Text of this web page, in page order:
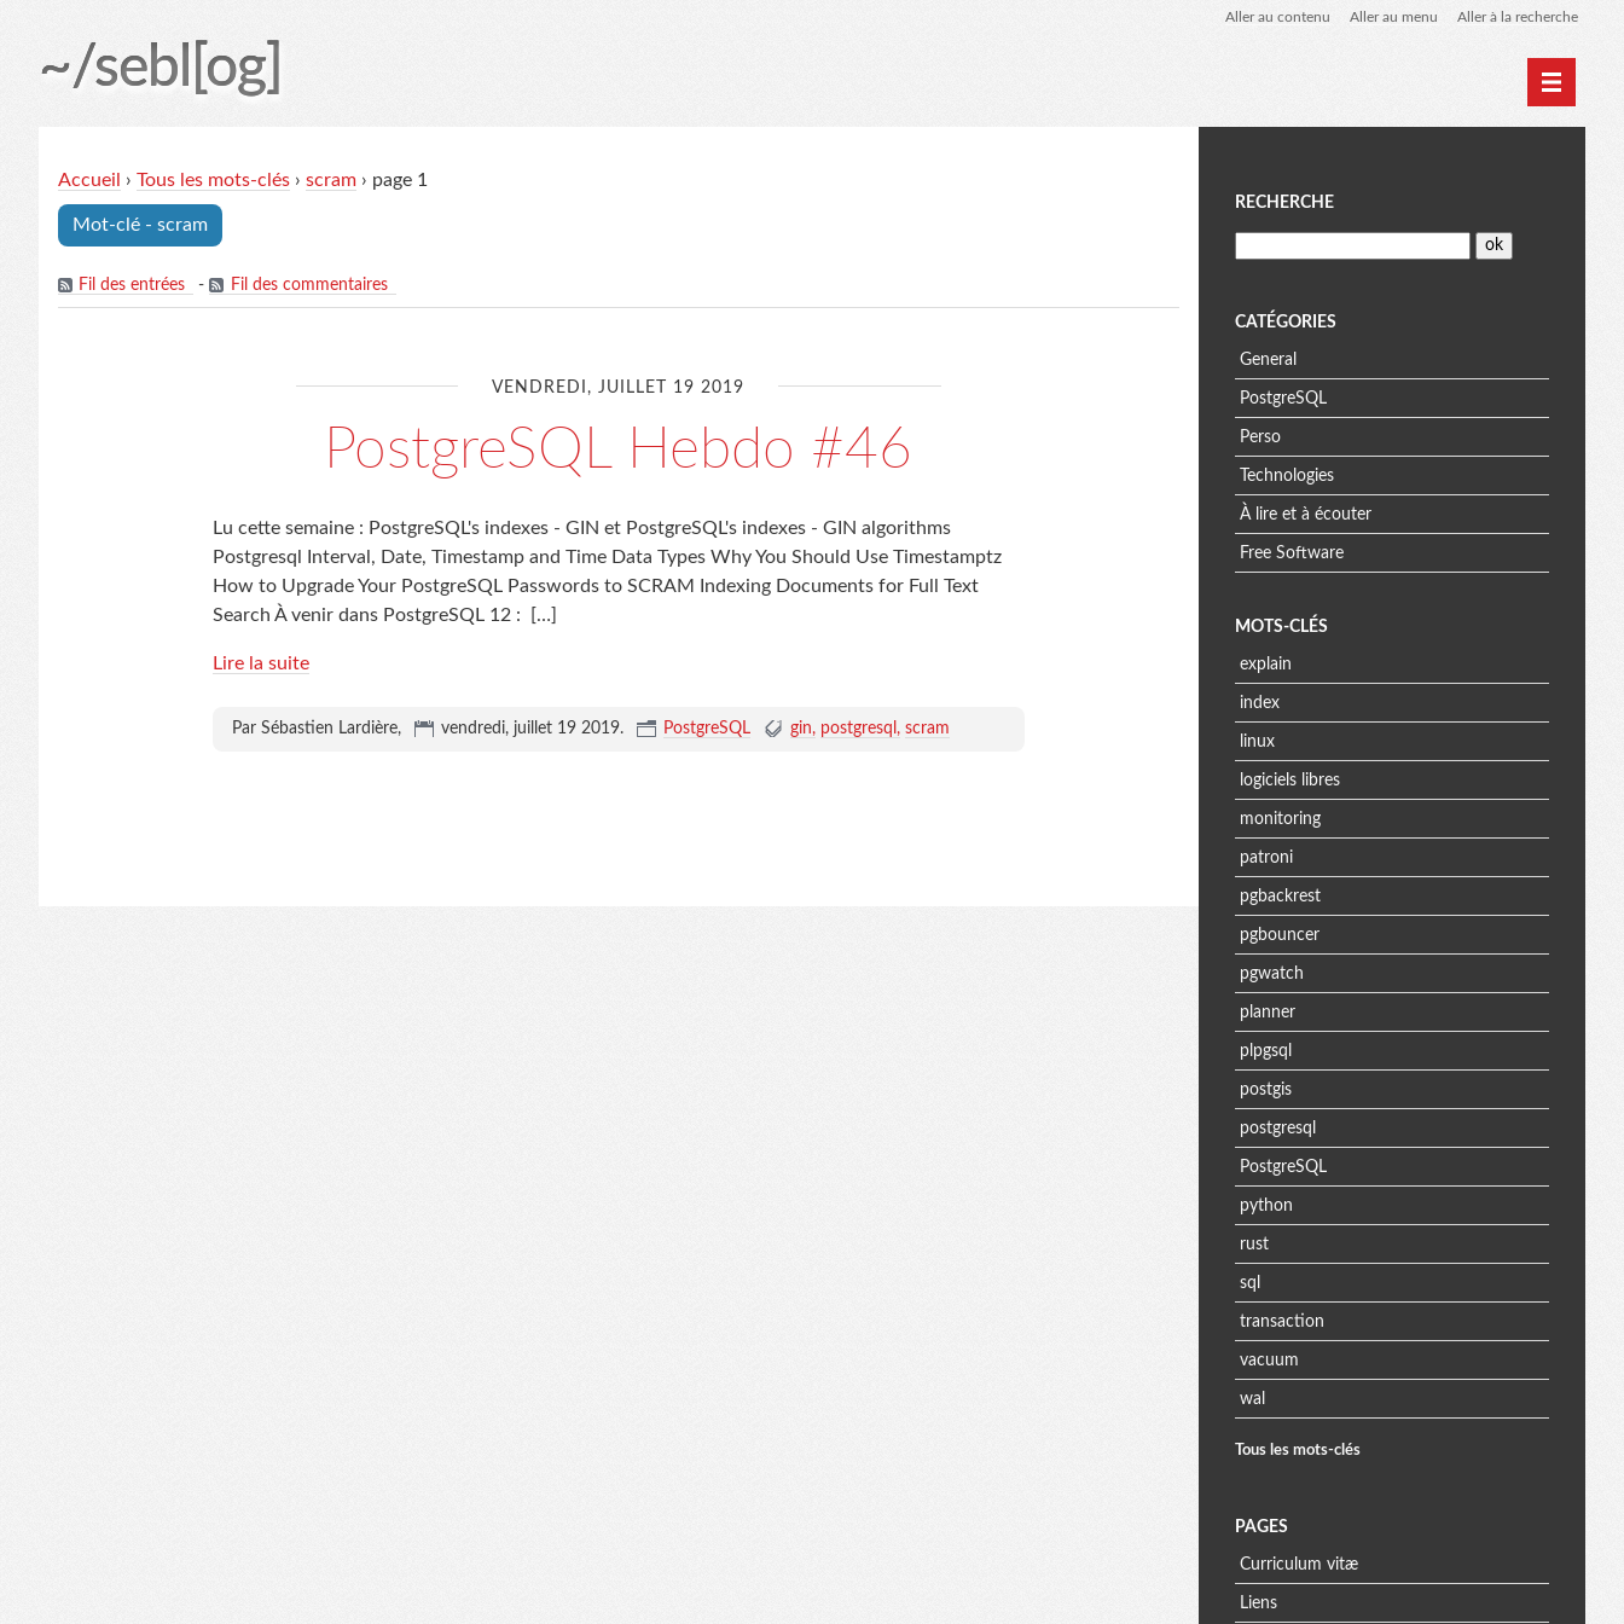
Aller au contenu Aller au menu Aller à la recherche
~/sebl[og]
Accueil
› Tous les mots-clés› scram› page 1
Mot-clé - scram
Fil des entrées - Fil des commentaires
VENDREDI, JUILLET 19 2019
PostgreSQL Hebdo #46
Lu cette semaine : PostgreSQL's indexes - GIN et PostgreSQL's indexes - GIN algorithms
Postgresql Interval, Date, Timestamp and Time Data Types Why You Should Use Timestamptz
How to Upgrade Your PostgreSQL Passwords to SCRAM Indexing Documents for Full Text
Search À venir dans PostgreSQL 12 :
[…]
Lire la suite
Par Sébastien Lardière, vendredi, juillet 19 2019. PostgreSQL gin postgresql scram
M
e
n
u
RECHERCHE
CATÉGORIES
General
PostgreSQL
Perso
Technologies
À lire et à écouter
Free Software
MOTS-CLÉS
explain
index
linux
logiciels libres
monitoring
patroni
pgbackrest
pgbouncer
pgwatch
planner
plpgsql
postgis
postgresql
PostgreSQL
python
rust
sql
transaction
vacuum
wal
Tous les mots-clés
PAGES
Curriculum vitæ
Liens